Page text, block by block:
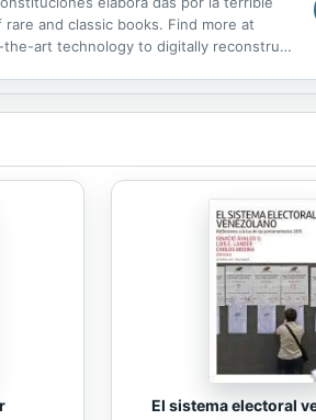
and classic books. Find more at
art technology to digitally reconstruct
El sistema electoral